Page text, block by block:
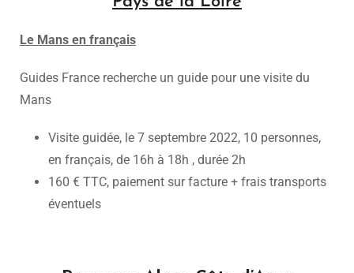
Le Mans en français
Guides France recherche un guide pour une visite du
Mans
Visite guidée, le 7 septembre 2022, 10 personnes,
en français, de 16h à 18h , durée 2h
160 € TTC, paiement sur facture + frais transports
éventuels